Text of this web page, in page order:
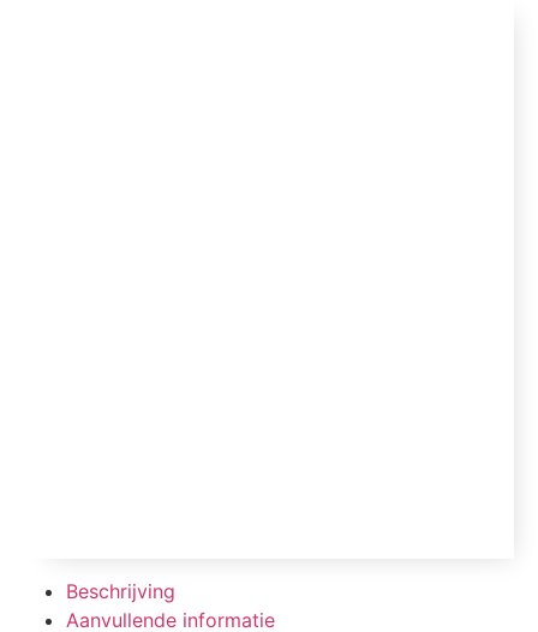
Beschrijving
Aanvullende informatie